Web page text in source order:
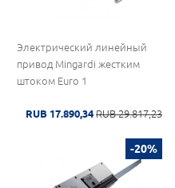
Электрический линейный
привод Mingardi жестким
штоком Euro 1
RUB 17.890,34 RUB 29.817,23
-20%